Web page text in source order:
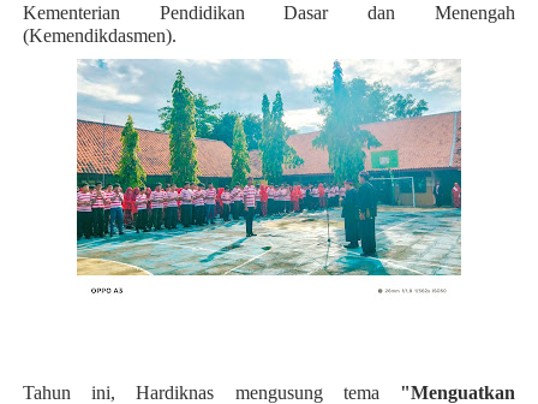
Kementerian Pendidikan Dasar dan Menengah
(Kemendikdasmen).
Tahun ini, Hardiknas mengusung tema "Menguatkan